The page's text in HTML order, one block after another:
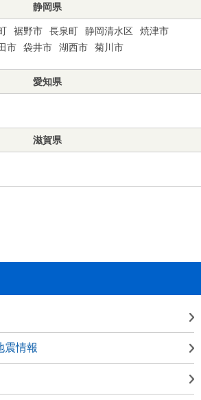
静岡県
裾野市 長泉町 静岡清水区
焼津市
市 袋井市 湖西市 菊川市
愛知県
滋賀県
震情報